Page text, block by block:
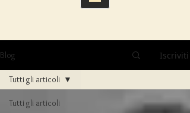
Blog Iscriviti
Tutti gli articoli
Tutti gli articoli